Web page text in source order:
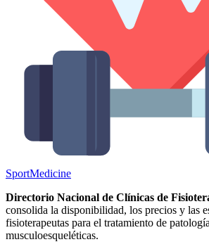
SportMedicine
Directorio Nacional de Clínicas de
consolida la disponibilidad, los precios y las
fisioterapeutas para el tratamiento de
musculoesqueléticas.